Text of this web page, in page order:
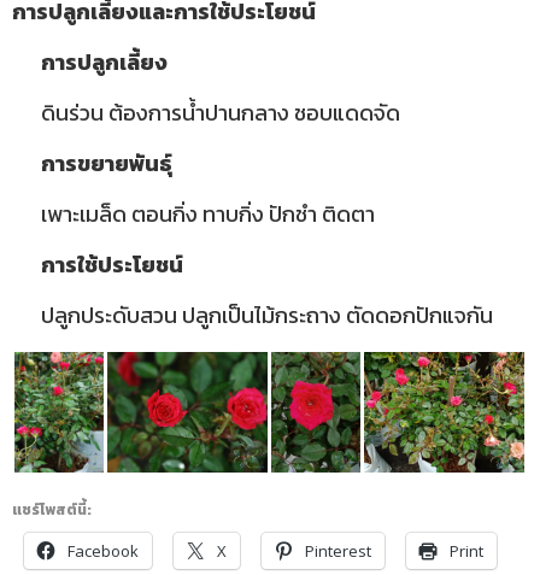
การปลูกเลี้ยงและการใช้ประโยชน์
การปลูกเลี้ยง
ดินร่วน ต้องการน้ำปานกลาง ชอบแดดจัด
การขยายพันธุ์
เพาะเมล็ด ตอนกิ่ง ทาบกิ่ง ปักชำ ติดตา
การใช้ประโยชน์
ปลูกประดับสวน ปลูกเป็นไม้กระถาง ตัดดอกปักแจกัน
แชร์โพสต์นี้:
Facebook
X Pinterest Print